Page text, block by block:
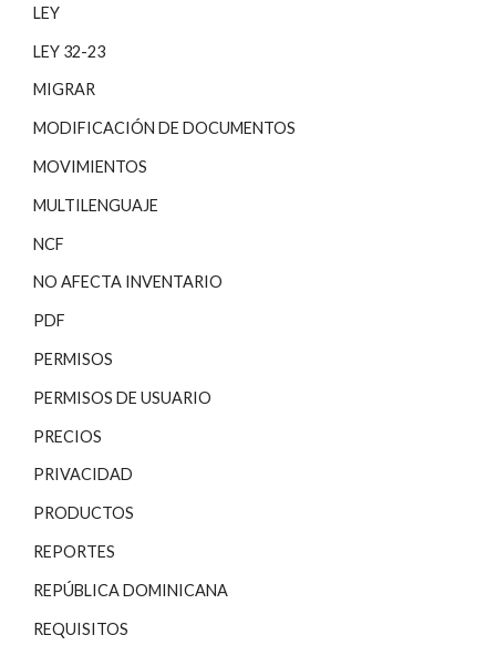
LEY
LEY 32-23
MIGRAR
MODIFICACIÓN DE DOCUMENTOS
MOVIMIENTOS
MULTILENGUAJE
NCF
NO AFECTA INVENTARIO
PDF
PERMISOS
PERMISOS DE USUARIO
PRECIOS
PRIVACIDAD
PRODUCTOS
REPORTES
REPÚBLICA DOMINICANA
REQUISITOS